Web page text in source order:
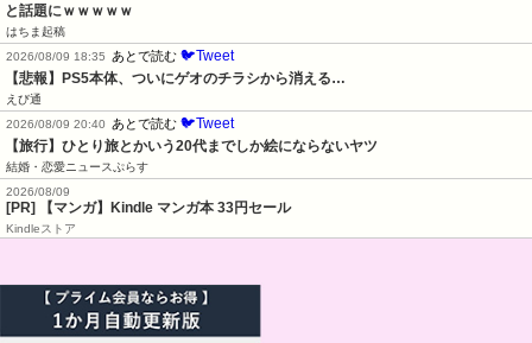
と話題にｗｗｗｗｗ
はちま起稿
2026/08/09 18:35
あとで読む 🐦Tweet
【悲報】PS5本体、ついにゲオのチラシから消える…
えび通
2026/08/09 20:40
あとで読む 🐦Tweet
【旅行】ひとり旅とかいう20代までしか絵にならないヤツ
結婚・恋愛ニュースぷらす
2026/08/09
[PR] 【マンガ】Kindle マンガ本 33円セール
Kindleストア